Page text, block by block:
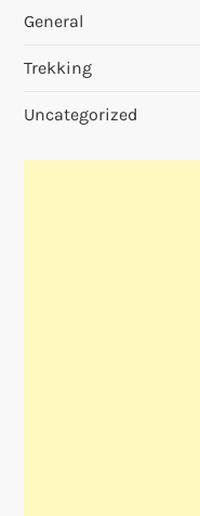
General
Trekking
Uncategorized